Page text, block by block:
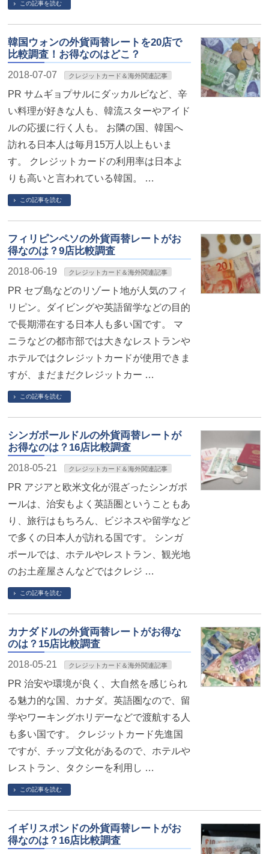
この記事を読む
韓国ウォンの外貨両替レートを20店で
比較調査！お得なのはどこ？
2018-07-07 クレジットカード＆海外関連記事
PR サムギョプサルにダッカルビなど、辛
い料理が好きな人も、韓流スターやアイド
ルの応援に行く人も。 お隣の国、韓国へ
訪れる日本人は毎月15万人以上もいま
す。 クレジットカードの利用率は日本よ
りも高いと言われている韓国。 …
この記事を読む
フィリピンペソの外貨両替レートがお
得なのは？9店比較調査
2018-06-19 クレジットカード＆海外関連記事
PR セブ島などのリゾート地が人気のフィ
リピン。ダイビングや英語留学などの目的
で長期滞在する日本人も多い国です。 マ
ニラなどの都市部では大きなレストランや
ホテルではクレジットカードが使用できま
すが、まだまだクレジットカー …
この記事を読む
シンガポールドルの外貨両替レートが
お得なのは？16店比較調査
2018-05-21 クレジットカード＆海外関連記事
PR アジアと欧米文化が混ざったシンガポ
ールは、治安もよく英語圏ということもあ
り、旅行はもちろん、ビジネスや留学など
で多くの日本人が訪れる国です。 シンガ
ポールでは、ホテルやレストラン、観光地
のお土産屋さんなどではクレジ …
この記事を読む
カナダドルの外貨両替レートがお得な
のは？15店比較調査
2018-05-21 クレジットカード＆海外関連記事
PR 治安や環境が良く、大自然を感じられ
る魅力的な国、カナダ。英語圏なので、留
学やワーキングホリデーなどで渡航する人
も多い国です。 クレジットカード先進国
ですが、チップ文化があるので、ホテルや
レストラン、タクシーを利用し …
この記事を読む
イギリスポンドの外貨両替レートがお
得なのは？16店比較調査